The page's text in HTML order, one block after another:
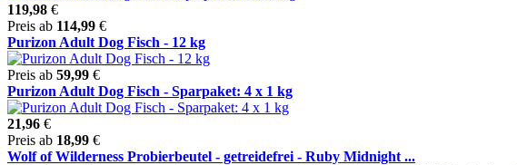
119,98 €
Preis ab 114,99 €
Purizon Adult Dog Fisch - 12 kg
Preis ab 59,99 €
Purizon Adult Dog Fisch - Sparpaket: 4 x 1 kg
21,96 €
Preis ab 18,99 €
Wolf of Wilderness Probierbeutel - getreidefrei - Ruby Midnight ...